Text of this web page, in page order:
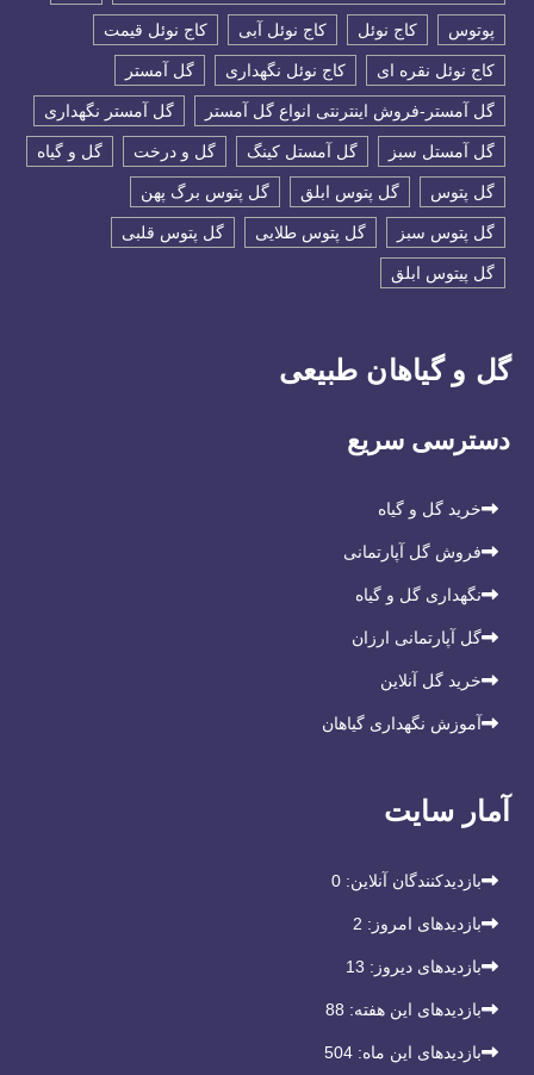
پوتوس کاج نوئل کاج نوئل آبی کاج نوئل قیمت
کاج نوئل نقره ای کاج نوئل نگهداری گل آمستر
گل آمستر-فروش اینترنتی انواع گل آمستر گل آمستر نگهداری
گل آمستل سبز گل آمستل کینگ گل و درخت گل و گیاه
گل پتوس گل پتوس ابلق گل پتوس برگ پهن
گل پتوس سبز گل پتوس طلایی گل پتوس قلبی
گل پیتوس ابلق
گل و گیاهان طبیعی
دسترسی سریع
خرید گل و گیاه
فروش گل آپارتمانی
نگهداری گل و گیاه
گل آپارتمانی ارزان
خرید گل آنلاین
آموزش نگهداری گیاهان
آمار سایت
بازدیدکنندگان آنلاین: 0
بازدیدهای امروز: 2
بازدیدهای دیروز: 13
بازدیدهای این هفته: 88
بازدیدهای این ماه: 504